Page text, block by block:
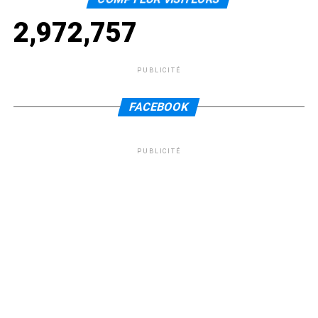
2,972,757
PUBLICITÉ
FACEBOOK
PUBLICITÉ